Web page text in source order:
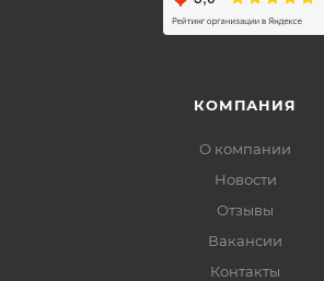
КОМПАНИЯ
О компании
Новости
Отзывы
Вакансии
Контакты